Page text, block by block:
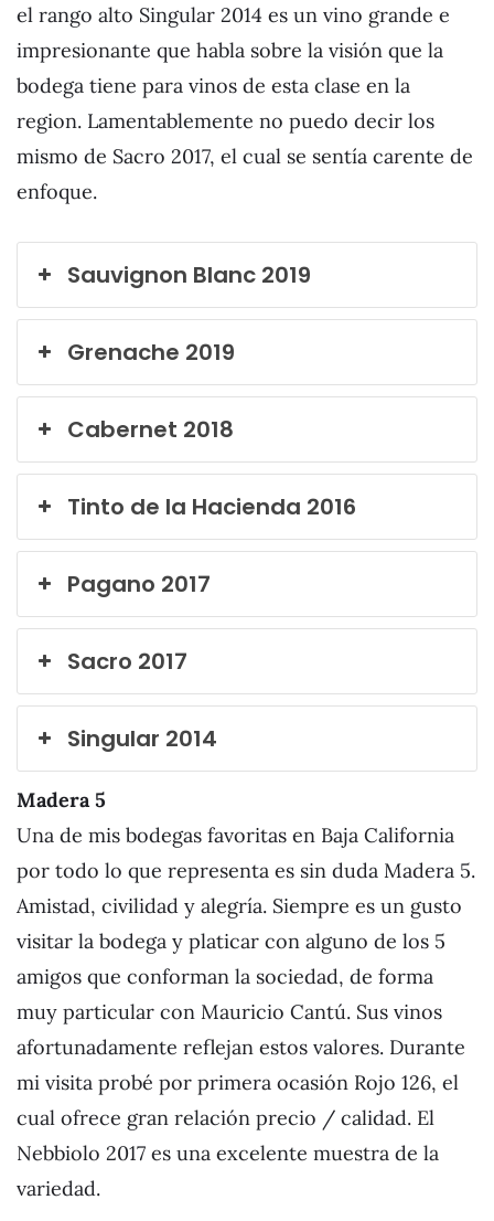
el rango alto Singular 2014 es un vino grande e
impresionante que habla sobre la visión que la
bodega tiene para vinos de esta clase en la
region. Lamentablemente no puedo decir los
mismo de Sacro 2017, el cual se sentía carente de
enfoque.
Sauvignon Blanc 2019
Grenache 2019
Cabernet 2018
Tinto de la Hacienda 2016
Pagano 2017
Sacro 2017
Singular 2014
Madera 5
Una de mis bodegas favoritas en Baja California
por todo lo que representa es sin duda Madera 5.
Amistad, civilidad y alegría. Siempre es un gusto
visitar la bodega y platicar con alguno de los 5
amigos que conforman la sociedad, de forma
muy particular con Mauricio Cantú. Sus vinos
afortunadamente reflejan estos valores. Durante
mi visita probé por primera ocasión Rojo 126, el
cual ofrece gran relación precio / calidad. El
Nebbiolo 2017 es una excelente muestra de la
variedad.